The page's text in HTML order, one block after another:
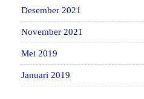
Desember 2021
November 2021
Mei 2019
Januari 2019